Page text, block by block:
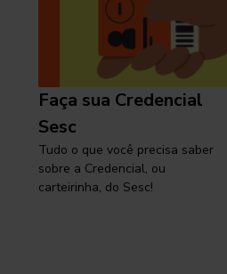
Faça sua Credencial
Sesc
Tudo o que você precisa saber
sobre a Credencial, ou
carteirinha, do Sesc!